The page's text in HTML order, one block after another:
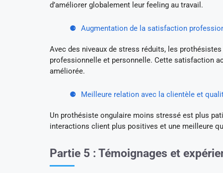
d’améliorer globalement leur feeling au travail.
Augmentation de la satisfaction
Avec des niveaux de stress réduits, les
professionnelle et personnelle. Cette satisfaction
améliorée.
Meilleure relation avec la clientèle et
Un prothésiste ongulaire moins stressé est plus
interactions client plus positives et une meilleure
Partie 5 : Témoignages et